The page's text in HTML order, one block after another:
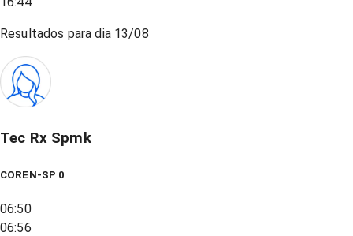
Resultados para dia 13/08
Tec Rx Spmk
COREN-SP 0
06:50
06:56